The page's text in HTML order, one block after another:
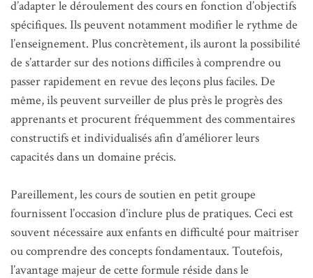
d’adapter le déroulement des cours en fonction d’objectifs
spécifiques. Ils peuvent notamment modifier le rythme de
l’enseignement. Plus concrètement, ils auront la possibilité
de s’attarder sur des notions difficiles à comprendre ou
passer rapidement en revue des leçons plus faciles. De
même, ils peuvent surveiller de plus près le progrès des
apprenants et procurent fréquemment des commentaires
constructifs et individualisés afin d’améliorer leurs
capacités dans un domaine précis.
Pareillement, les cours de soutien en petit groupe
fournissent l’occasion d’inclure plus de pratiques. Ceci est
souvent nécessaire aux enfants en difficulté pour maîtriser
ou comprendre des concepts fondamentaux. Toutefois,
l’avantage majeur de cette formule réside dans le